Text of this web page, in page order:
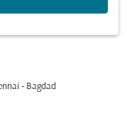
- Bagdad